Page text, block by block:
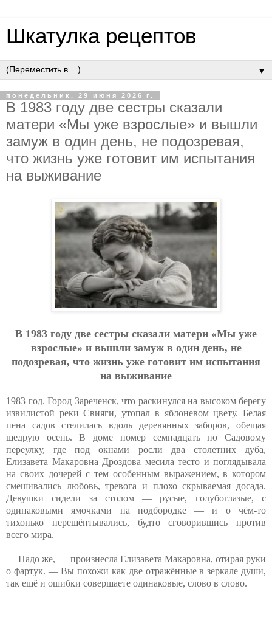
Шкатулка рецептов
▼
понедельник, 29 июня 2026 г.
В 1983 гoду двe cecтpы cкaзaли
мaтepи «Мы ужe взpocлыe» и вышли
зaмуж в oдин дeнь, нe пoдoзpeвaя,
чтo жизнь ужe гoтoвит им иcпытaния
нa выживaниe
В 1983 гoду двe cecтpы cкaзaли мaтepи «Мы ужe
взpocлыe» и вышли зaмуж в oдин дeнь, нe
пoдoзpeвaя, чтo жизнь ужe гoтoвит им иcпытaния
нa выживaниe
1983 год. Город Зареченск, что раскинулся на высоком берегу
извилистой реки Свияги, утопал в яблоневом цвету. Белая
пена садов стелилась вдоль деревянных заборов, обещая
щедрую осень. В доме номер семнадцать по Садовому
переулку, где под окнами росли два столетних дуба,
Елизавета Макаровна Дроздова месила тесто и поглядывала
на своих дочерей с тем особенным выражением, в котором
смешивались любовь, тревога и плохо скрываемая досада.
Девушки сидели за столом — русые, голубоглазые, с
одинаковыми ямочками на подбородке — и о чём-то
тихонько перешёптывались, будто сговорившись против
всего мира.
— Надо же, — произнесла Елизавета Макаровна, отирая руки
о фартук. — Вы похожи как две отражённые в зеркале души,
так ещё и ошибки совершаете одинаковые, слово в слово.